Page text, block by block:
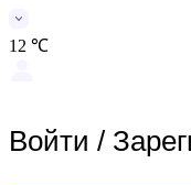
12 ℃
Войти /